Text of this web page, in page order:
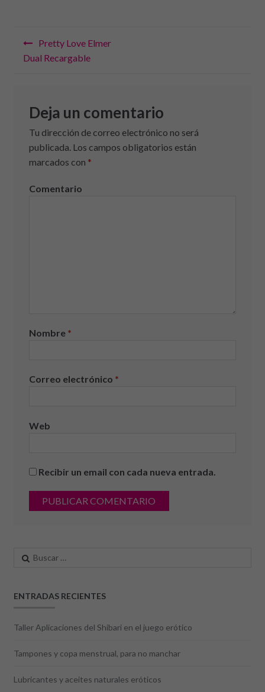
Navegación
de
Pretty Love Elmer
Dual Recargable
Deja un comentario
Tu dirección de correo electrónico no será
publicada.Los campos obligatorios están
marcados con *
Comentario
Nombre *
Correo electrónico *
Web
Recibir un email con cada nueva entrada.
Buscar:
ENTRADAS RECIENTES
Taller Aplicaciones del Shibari en el juego erótico
Tampones y copa menstrual, para no manchar
Lubricantes y aceites naturales eróticos